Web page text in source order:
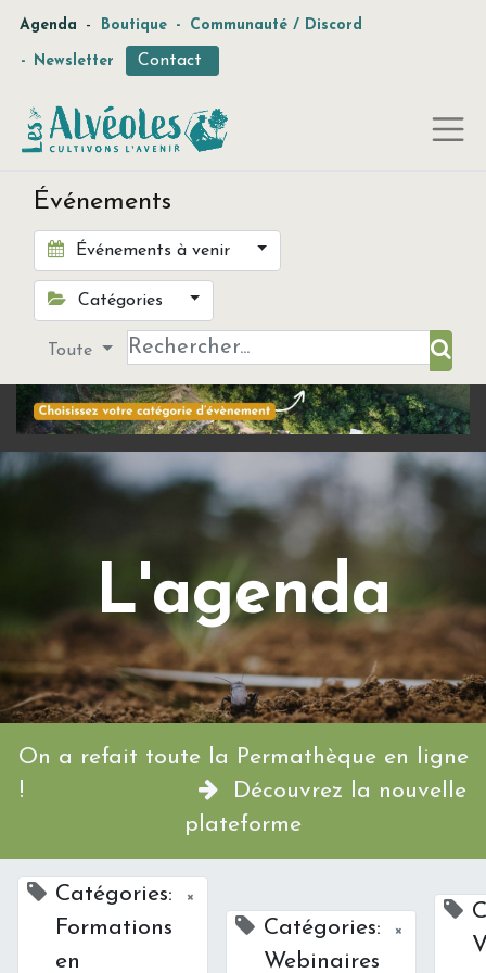
Agenda - Boutique - Communauté / Discord
- Newsletter Contact
Événements
Événements à venir
Catégories
Toute
L'agenda
On a refait toute la Permathèque en ligne
!
Découvrez la nouvelle
plateforme
Catégories:
Formations
en
×
Catégories:
Webinaires
×